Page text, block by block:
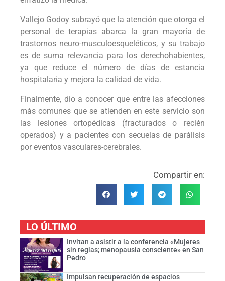
Vallejo Godoy subrayó que la atención que otorga el
personal de terapias abarca la gran mayoría de
trastornos neuro-musculoesqueléticos, y su trabajo
es de suma relevancia para los derechohabientes,
ya que reduce el número de días de estancia
hospitalaria y mejora la calidad de vida.
Finalmente, dio a conocer que entre las afecciones
más comunes que se atienden en este servicio son
las lesiones ortopédicas (fracturados o recién
operados) y a pacientes con secuelas de parálisis
por eventos vasculares-cerebrales.
Compartir en:
LO ÚLTIMO
Invitan a asistir a la conferencia «Mujeres
sin reglas; menopausia consciente» en San
Pedro
Impulsan recuperación de espacios